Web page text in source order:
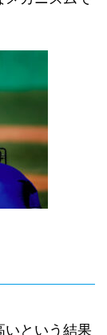
いという結果